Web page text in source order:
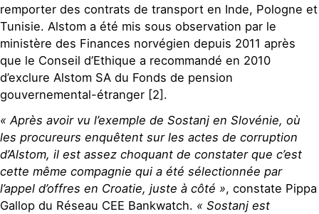
remporter des contrats de transport en Inde, Pologne et
Tunisie. Alstom a été mis sous observation par le
ministère des Finances norvégien depuis 2011 après
que le Conseil d’Ethique a recommandé en 2010
d’exclure Alstom SA du Fonds de pension
gouvernemental-étranger [2].
« Après avoir vu l’exemple de Sostanj en Slovénie, où
les procureurs enquêtent sur les actes de corruption
d’Alstom, il est assez choquant de constater que c’est
cette même compagnie qui a été sélectionnée par
l’appel d’offres en Croatie, juste à côté », constate Pippa
Gallop du Réseau CEE Bankwatch. « Sostanj est